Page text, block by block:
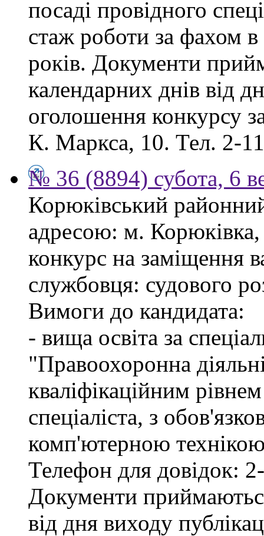
посаді провідного
стаж роботи за фахом
років. Документи
календарних днів від
оголошення конкурсу
К. Маркса, 10. Тел. 2-
№ 36 (8894) субота, 6
Корюківський
адресою: м.
конкурс на заміщення
службовця: судового
Вимоги до кандидата:
- вища освіта за
"Правоохоронна
кваліфікаційним
спеціаліста, з
комп'ютерною
Телефон для довідок:
Документи
від дня виходу